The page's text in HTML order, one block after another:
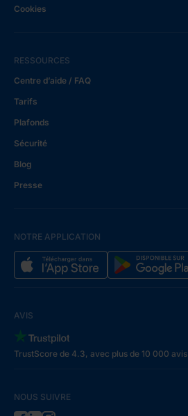
Cookies
RESSOURCES
Centre d’aide / FAQ
Tarifs
Plafonds
Sécurité
Blog
Presse
NOTRE APPLICATION
AVIS
TrustScore de 4.3, avec plus de 10 000 avis
NOUS SUIVRE